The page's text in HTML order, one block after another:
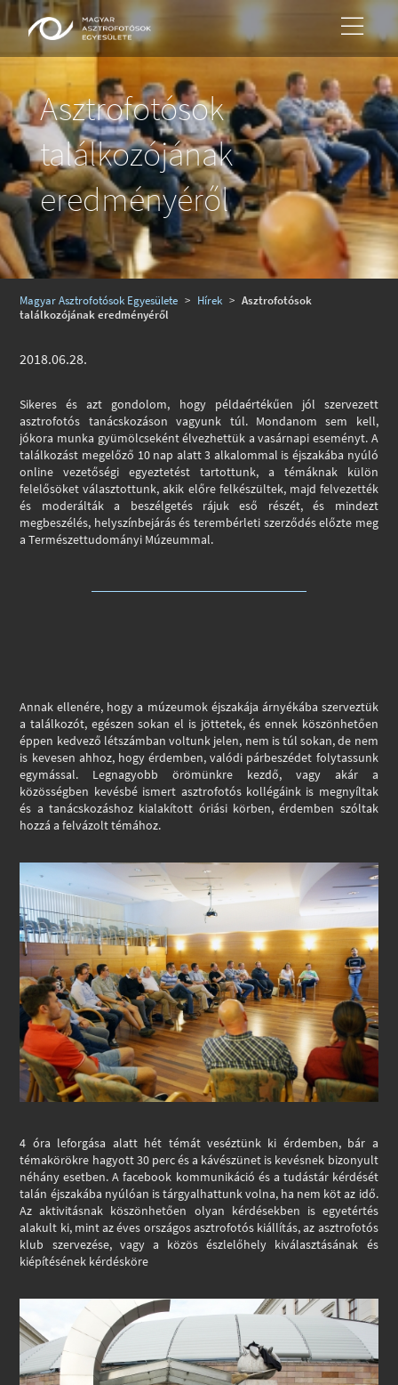
Asztrofotósok
találkozójának
eredményéről
Magyar Asztrofotósok Egyesülete > Hírek > Asztrofotósok
találkozójának eredményéről
2018.06.28.
Sikeres és azt gondolom, hogy példaértékűen jól szervezett
asztrofotós tanácskozáson vagyunk túl. Mondanom sem kell,
jókora munka gyümölcseként élvezhettük a vasárnapi eseményt. A
találkozást megelőző 10 nap alatt 3 alkalommal is éjszakába nyúló
online vezetőségi egyeztetést tartottunk, a témáknak külön
felelősöket választottunk, akik előre felkészültek, majd felvezették
és moderálták a beszélgetés rájuk eső részét, és mindezt
megbeszélés, helyszínbejárás és terembérleti szerződés előzte meg
a Természettudományi Múzeummal.
Annak ellenére, hogy a múzeumok éjszakája árnyékába szerveztük
a találkozót, egészen sokan el is jöttetek, és ennek köszönhetően
éppen kedvező létszámban voltunk jelen, nem is túl sokan, de nem
is kevesen ahhoz, hogy érdemben, valódi párbeszédet folytassunk
egymással. Legnagyobb örömünkre kezdő, vagy akár a
közösségben kevésbé ismert asztrofotós kollégáink is megnyíltak
és a tanácskozáshoz kialakított óriási körben, érdemben szóltak
hozzá a felvázolt témához.
4 óra leforgása alatt hét témát veséztünk ki érdemben, bár a
témakörökre hagyott 30 perc és a kávészünet is kevésnek bizonyult
néhány esetben. A facebook kommunikáció és a tudástár kérdését
talán éjszakába nyúlóan is tárgyalhattunk volna, ha nem köt az idő.
Az aktivitásnak köszönhetően olyan kérdésekben is egyetértés
alakult ki, mint az éves országos asztrofotós kiállítás, az asztrofotós
klub szervezése, vagy a közös észlelőhely kiválasztásának és
kiépítésének kérdésköre